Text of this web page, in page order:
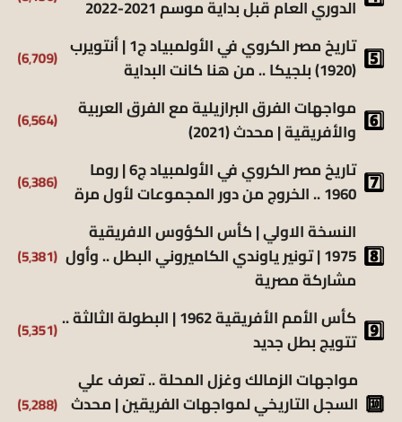
الدوري العام قبل بداية موسم 2021-2022
تاريخ مصر الكروي في الأولمبياد ج1 | أنتويرب
(1920) بلجيكا .. من هنا كانت البداية
(6٬709)
مواجهات الفرق البرازيلية مع الفرق العربية
والأفريقية | محدث (2021)
(6٬564)
تاريخ مصر الكروي في الأولمبياد ج6 | روما
1960 .. الخروج من دور المجموعات لأول مرة
(6٬386)
النسخة الاولي | كأس الكؤوس الافريقية
1975 | تونير ياوندي الكاميروني البطل .. وأول
مشاركة مصرية
(5٬381)
كأس الأمم الأفريقية 1962 | البطولة الثالثة ..
تتويج بطل جديد
(5٬351)
مواجهات الزمالك وغزل المحلة .. تعرف علي
السجل التاريخي لمواجهات الفريقين | محدث (5٬288)